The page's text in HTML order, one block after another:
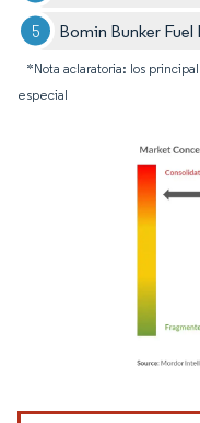
Bomin Bunker
*Nota aclaratoria: los
especial
Imagen © Mordor Intelligence.